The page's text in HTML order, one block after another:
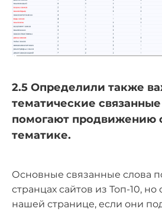
2.5 Определили также
тематические
помогают продвижению
тематике.
Основные связанные слова
странцах сайтов из Топ-10, но
нашей странице, если они